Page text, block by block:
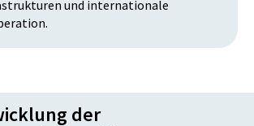
und internationale
der